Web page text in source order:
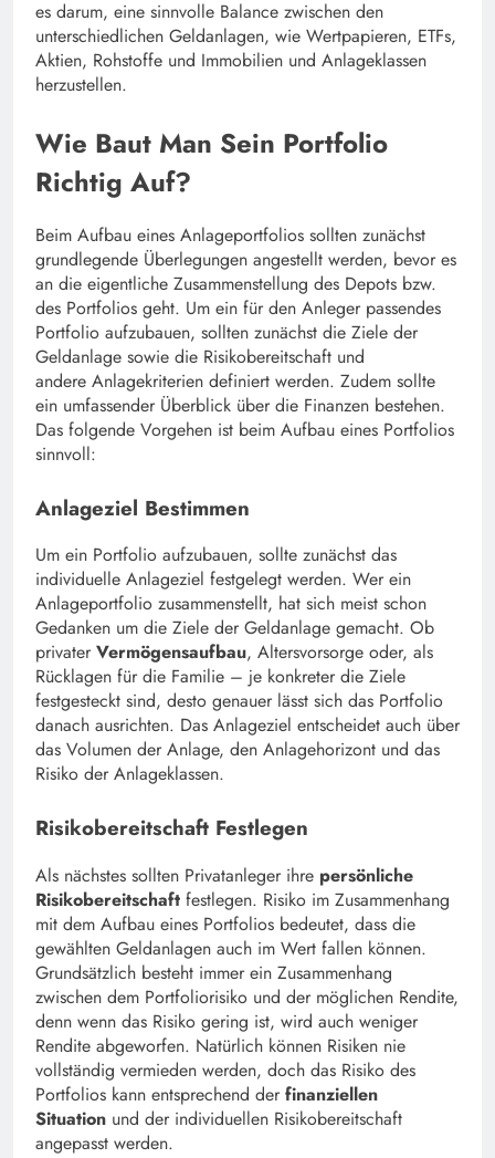
es darum, eine sinnvolle Balance zwischen den
unterschiedlichen Geldanlagen, wie Wertpapieren, ETFs,
Aktien, Rohstoffe und Immobilien und Anlageklassen
herzustellen.
Wie Baut Man Sein Portfolio
Richtig Auf?
Beim Aufbau eines Anlageportfolios sollten zunächst
grundlegende Überlegungen angestellt werden, bevor es
an die eigentliche Zusammenstellung des Depots bzw.
des Portfolios geht. Um ein für den Anleger passendes
Portfolio aufzubauen, sollten zunächst die Ziele der
Geldanlage sowie die Risikobereitschaft und
andere Anlagekriterien definiert werden. Zudem sollte
ein umfassender Überblick über die Finanzen bestehen.
Das folgende Vorgehen ist beim Aufbau eines Portfolios
sinnvoll:
Anlageziel Bestimmen
Um ein Portfolio aufzubauen, sollte zunächst das
individuelle Anlageziel festgelegt werden. Wer ein
Anlageportfolio zusammenstellt, hat sich meist schon
Gedanken um die Ziele der Geldanlage gemacht. Ob
privater Vermögensaufbau, Altersvorsorge oder, als
Rücklagen für die Familie – je konkreter die Ziele
festgesteckt sind, desto genauer lässt sich das Portfolio
danach ausrichten. Das Anlageziel entscheidet auch über
das Volumen der Anlage, den Anlagehorizont und das
Risiko der Anlageklassen.
Risikobereitschaft Festlegen
Als nächstes sollten Privatanleger ihre persönliche
Risikobereitschaft festlegen. Risiko im Zusammenhang
mit dem Aufbau eines Portfolios bedeutet, dass die
gewählten Geldanlagen auch im Wert fallen können.
Grundsätzlich besteht immer ein Zusammenhang
zwischen dem Portfoliorisiko und der möglichen Rendite,
denn wenn das Risiko gering ist, wird auch weniger
Rendite abgeworfen. Natürlich können Risiken nie
vollständig vermieden werden, doch das Risiko des
Portfolios kann entsprechend der finanziellen
Situation und der individuellen Risikobereitschaft
angepasst werden.